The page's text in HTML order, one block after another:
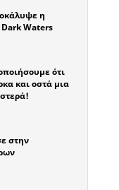
η
Waters
ότι
και οστά μια
στην